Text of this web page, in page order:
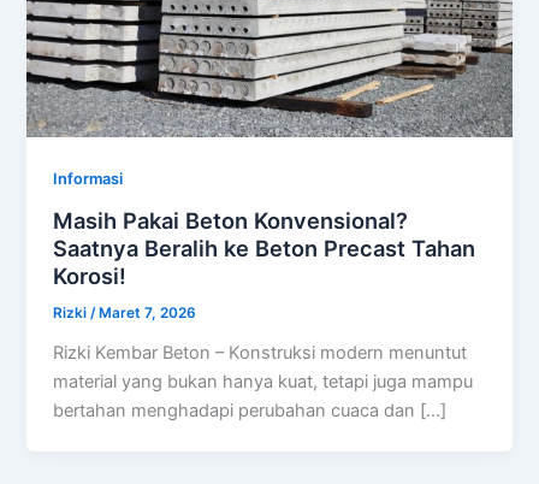
Informasi
Masih Pakai Beton Konvensional?
Saatnya Beralih ke Beton Precast Tahan
Korosi!
Rizki/Maret 7, 2026
Rizki Kembar Beton – Konstruksi modern menuntut
material yang bukan hanya kuat, tetapi juga mampu
bertahan menghadapi perubahan cuaca dan […]